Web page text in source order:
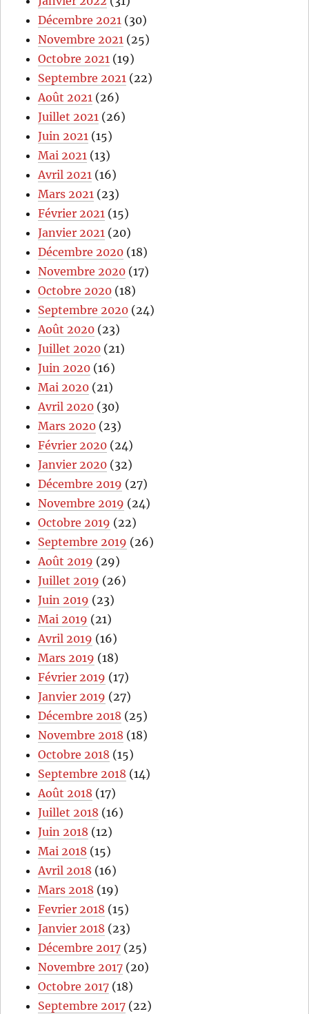
Décembre 2021 (30)
Novembre 2021 (25)
Octobre 2021 (19)
Septembre 2021 (22)
Août 2021 (26)
Juillet 2021 (26)
Juin 2021 (15)
Mai 2021 (13)
Avril 2021 (16)
Mars 2021 (23)
Février 2021 (15)
Janvier 2021 (20)
Décembre 2020 (18)
Novembre 2020 (17)
Octobre 2020 (18)
Septembre 2020 (24)
Août 2020 (23)
Juillet 2020 (21)
Juin 2020 (16)
Mai 2020 (21)
Avril 2020 (30)
Mars 2020 (23)
Février 2020 (24)
Janvier 2020 (32)
Décembre 2019 (27)
Novembre 2019 (24)
Octobre 2019 (22)
Septembre 2019 (26)
Août 2019 (29)
Juillet 2019 (26)
Juin 2019 (23)
Mai 2019 (21)
Avril 2019 (16)
Mars 2019 (18)
Février 2019 (17)
Janvier 2019 (27)
Décembre 2018 (25)
Novembre 2018 (18)
Octobre 2018 (15)
Septembre 2018 (14)
Août 2018 (17)
Juillet 2018 (16)
Juin 2018 (12)
Mai 2018 (15)
Avril 2018 (16)
Mars 2018 (19)
Fevrier 2018 (15)
Janvier 2018 (23)
Décembre 2017 (25)
Novembre 2017 (20)
Octobre 2017 (18)
Septembre 2017 (22)